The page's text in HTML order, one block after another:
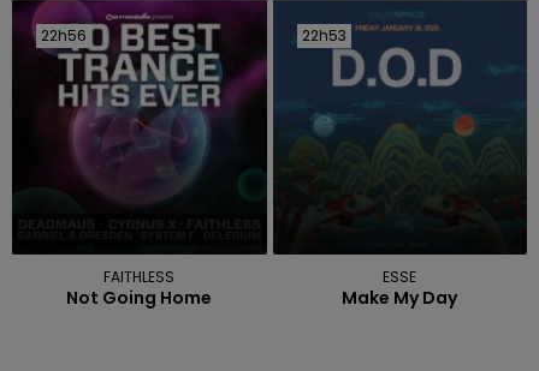
22h56
22h56
FAITHLESS
Not Going Home
22h53
22h53
ESSE
Make My Day